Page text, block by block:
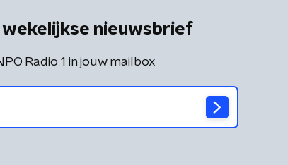
wekelijkse nieuwsbrief
Radio 1 in jouw mailbox